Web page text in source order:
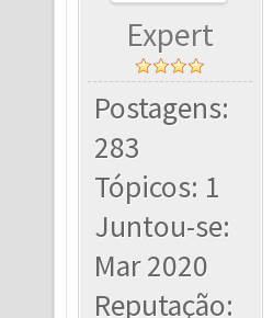
Expert
Postagens:
283
Tópicos: 1
Juntou-se:
Mar 2020
Reputação: